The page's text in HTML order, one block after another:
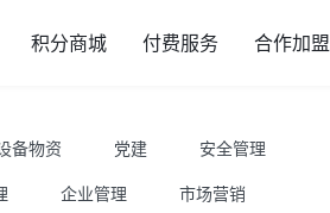
积分商城 付费服务 合作加盟
备物资 党建
安全管理
企业管理
市场营销